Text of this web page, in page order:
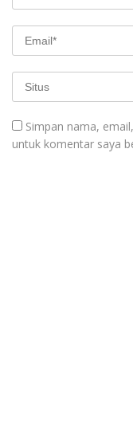
Simpan nama,
untuk komentar saya